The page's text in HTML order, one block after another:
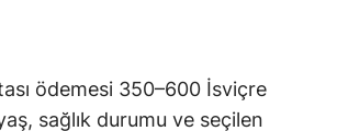
ödemesi 350–600 İsviçre
sağlık durumu ve seçilen